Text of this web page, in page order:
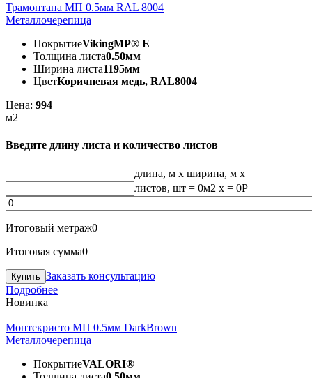
Трамонтана МП 0.5мм RAL 8004
Металлочерепица
ПокрытиеVikingMP® E
Толщина листа0.50мм
Ширина листа1195мм
ЦветКоричневая медь, RAL8004
Цена: 994
м2
Введите длину листа и количество листов
длина, м x ширина, м x
листов, шт = 0м2 x = 0Р
Итоговый метраж0
Итоговая сумма0
Заказать консультацию
Подробнее
Новинка
Монтекристо МП 0.5мм DarkBrown
Металлочерепица
ПокрытиеVALORI®